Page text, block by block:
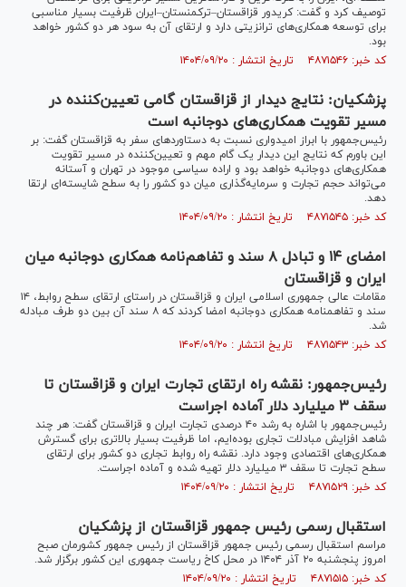
توصیف کرد و گفت: کریدور قزاقستان–ترکمنستان–ایران ظرفیت بسیار مناسبی
برای توسعه همکاری‌های ترانزیتی دارد و ارتقای آن به سود هر دو کشور خواهد
بود.
کد خبر: ۴۸۷۱۵۴۶ تاریخ انتشار : ۱۴۰۴/۰۹/۲۰
پزشکیان: نتایج دیدار از قزاقستان گامی تعیین‌کننده در
مسیر تقویت همکاری‌های دوجانبه است
رئیس‌جمهور با ابراز امیدواری نسبت به دستاوردهای سفر به قزاقستان گفت: بر
این باورم که نتایج این دیدار یک گام مهم و تعیین‌کننده در مسیر تقویت
همکاری‌های دوجانبه خواهد بود و اراده سیاسی موجود در تهران و آستانه
می‌تواند حجم تجارت و سرمایه‌گذاری میان دو کشور را به سطح شایسته‌ای ارتقا
دهد.
کد خبر: ۴۸۷۱۵۴۵ تاریخ انتشار : ۱۴۰۴/۰۹/۲۰
امضای ۱۴ و تبادل ۸ سند و تفاهم‌نامه همکاری دوجانبه میان
ایران و قزاقستان
مقامات عالی جمهوری اسلامی ایران و قزاقستان در راستای ارتقای سطح روابط، ۱۴
سند و تفاهمنامه همکاری دوجانبه امضا کردند که ۸ سند آن بین دو طرف مبادله
شد.
کد خبر: ۴۸۷۱۵۴۳ تاریخ انتشار : ۱۴۰۴/۰۹/۲۰
رئیس‌جمهور: نقشه راه ارتقای تجارت ایران و قزاقستان تا
سقف ۳ میلیارد دلار آماده اجراست
رئیس‌جمهور با اشاره به رشد ۴۰ درصدی تجارت ایران و قزاقستان گفت: هر چند
شاهد افزایش مبادلات تجاری بوده‌ایم، اما ظرفیت بسیار بالاتری برای گسترش
همکاری‌های اقتصادی وجود دارد. نقشه راه روابط تجاری دو کشور برای ارتقای
سطح تجارت تا سقف ۳ میلیارد دلار تهیه شده و آماده اجراست.
کد خبر: ۴۸۷۱۵۲۹ تاریخ انتشار : ۱۴۰۴/۰۹/۲۰
استقبال رسمی رئیس جمهور قزاقستان از پزشکیان
مراسم استقبال رسمی رئیس جمهور قزاقستان از رئیس جمهور کشورمان صبح
امروز پنجشنبه ۲۰ آذر ۱۴۰۴ در محل کاخ ریاست جمهوری این کشور برگزار شد.
کد خبر: ۴۸۷۱۵۱۵ تاریخ انتشار : ۱۴۰۴/۰۹/۲۰